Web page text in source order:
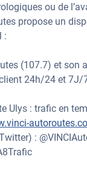
ou de
propose un
:
(107.7) et son
24h/24 et 7J/
Ulys : trafic en
: